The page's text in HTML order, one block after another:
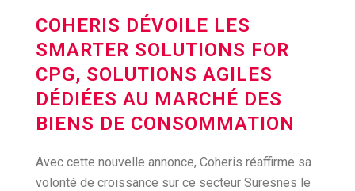
COHERIS DÉVOILE LES
SMARTER SOLUTIONS FOR
CPG, SOLUTIONS AGILES
DÉDIÉES AU MARCHÉ DES
BIENS DE CONSOMMATION
Avec cette nouvelle annonce, Coheris réaffirme sa
volonté de croissance sur ce secteur Suresnes le